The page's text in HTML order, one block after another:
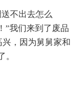
不出去怎么
”我们来到了废品
，因为舅舅家和